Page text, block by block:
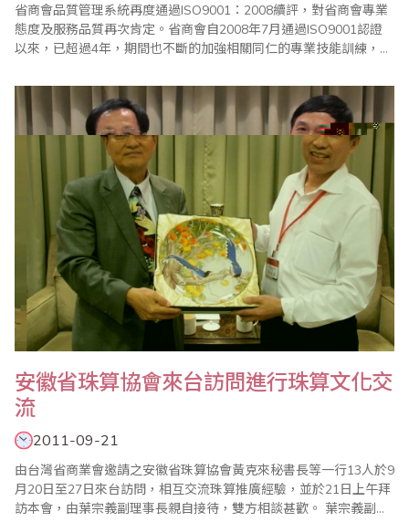
省商會品質管理系統再度通過ISO9001：2008續評，對省商會專業
態度及服務品質再次肯定。省商會自2008年7月通過ISO9001認證
以來，已超過4年，期間也不斷的加強相關同仁的專業技能訓練，所
未來將繼續以ISO品質管制的精神，讓省商會的會務運作及珠算推廣
業務，邁向一個新的里程碑。
安徽省珠算協會來台訪問進行珠算文化交
流
2011-09-21
由台灣省商業會邀請之安徽省珠算協會黃克來秘書長等一行13人於9
月20日至27日來台訪問，相互交流珠算推廣經驗，並於21日上午拜
訪本會，由葉宗義副理事長親自接待，雙方相談甚歡。 葉宗義副理